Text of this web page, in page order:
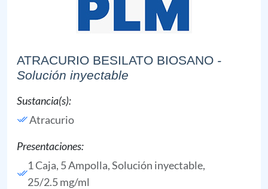
ATRACURIO BESILATO BIOSANO -
Solución inyectable
Sustancia(s):
Atracurio
Presentaciones:
1 Caja, 5 Ampolla, Solución inyectable,
25/2.5 mg/ml